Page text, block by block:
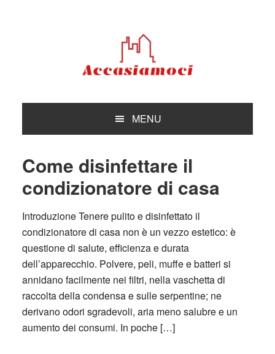
MENU
Come disinfettare il
condizionatore di casa
Introduzione Tenere pulito e disinfettato il
condizionatore di casa non è un vezzo estetico: è
questione di salute, efficienza e durata
dell’apparecchio. Polvere, peli, muffe e batteri si
annidano facilmente nei filtri, nella vaschetta di
raccolta della condensa e sulle serpentine; ne
derivano odori sgradevoli, aria meno salubre e un
aumento dei consumi. In poche […]